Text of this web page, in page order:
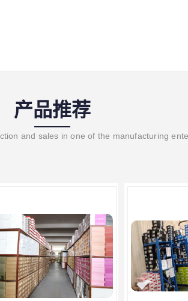
产品推荐
and sales in one of the manufacturing